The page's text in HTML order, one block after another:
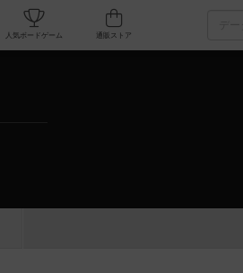
カフェ/店舗 人気ボードゲーム